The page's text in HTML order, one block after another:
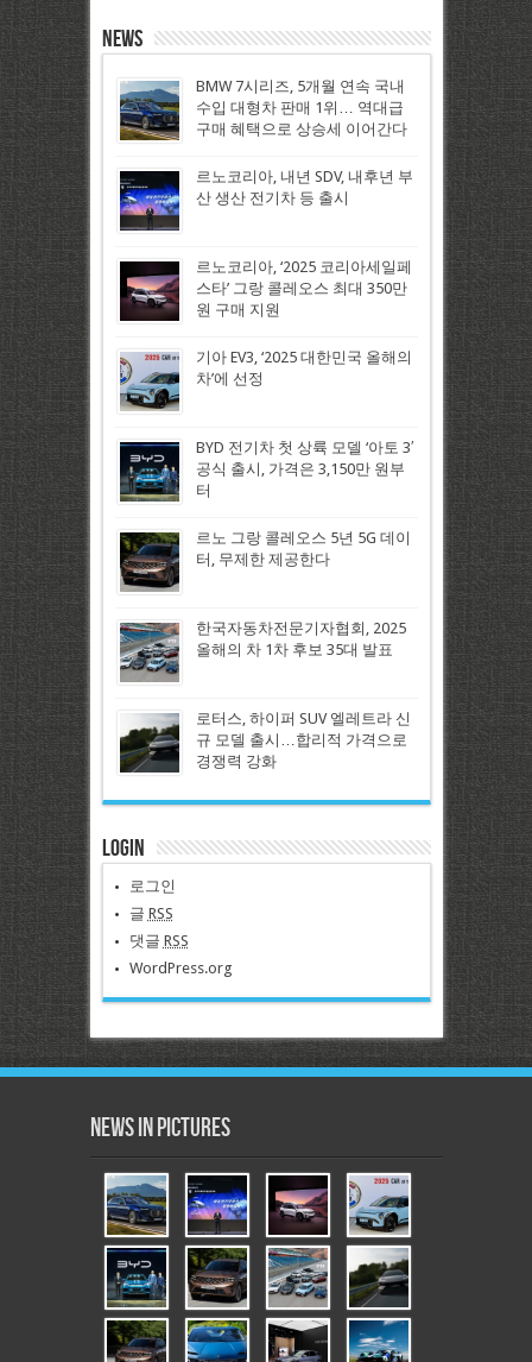
News
BMW 7시리즈, 5개월 연속 국내
수입 대형차 판매 1위… 역대급
구매 혜택으로 상승세 이어간다
르노코리아, 내년 SDV, 내후년 부
산 생산 전기차 등 출시
르노코리아, ‘2025 코리아세일페
스타’ 그랑 콜레오스 최대 350만
원 구매 지원
기아 EV3, ‘2025 대한민국 올해의
차’에 선정
BYD 전기차 첫 상륙 모델 ‘아토 3′
공식 출시, 가격은 3,150만 원부
터
르노 그랑 콜레오스 5년 5G 데이
터, 무제한 제공한다
한국자동차전문기자협회, 2025
올해의 차 1차 후보 35대 발표
로터스, 하이퍼 SUV 엘레트라 신
규 모델 출시…합리적 가격으로
경쟁력 강화
Login
로그인
글 RSS
댓글 RSS
WordPress.org
News in Pictures